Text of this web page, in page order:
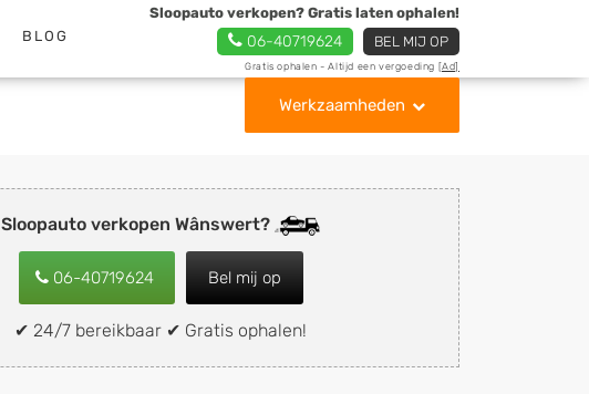
BLOG
Sloopauto verkopen? Gratis laten ophalen!
06-40719624 BEL MIJ OP
Gratis ophalen - Altijd een vergoeding [Ad]
Werkzaamheden
Sloopauto verkopen Wânswert?
06-40719624 Bel mij op
✔ 24/7 bereikbaar ✔ Gratis ophalen!